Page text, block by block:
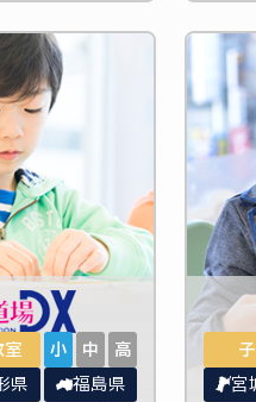
室 小 中 高
県 福島県 宮